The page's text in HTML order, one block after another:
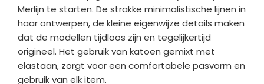
Merlijn te starten. De strakke minimalistische lijnen in
haar ontwerpen, de kleine eigenwijze details maken
dat de modellen tijdloos zijn en tegelijkertijd
origineel. Het gebruik van katoen gemixt met
elastaan, zorgt voor een comfortabele pasvorm en
gebruik van elk item.